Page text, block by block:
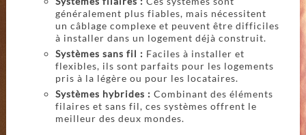
généralement plus fiables, mais nécessitent
un câblage complexe et peuvent être difficiles
à installer dans un logement déjà construit.
Systèmes sans fil : Faciles à installer et
flexibles, ils sont parfaits pour les logements
pris à la légère ou pour les locataires.
Systèmes hybrides : Combinant des éléments
filaires et sans fil, ces systèmes offrent le
meilleur des deux mondes.